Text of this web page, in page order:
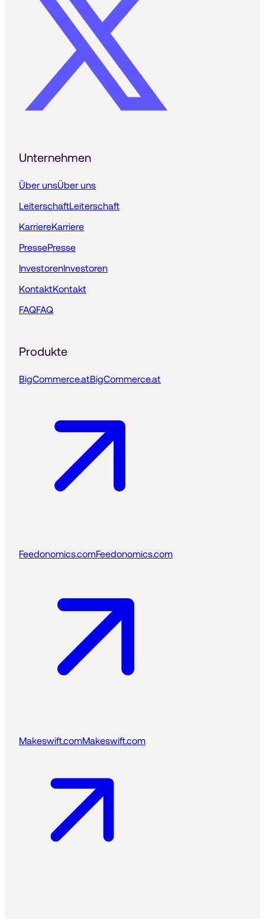
Unternehmen
Über unsÜber uns
LeiterschaftLeiterschaft
KarriereKarriere
PressePresse
InvestorenInvestoren
KontaktKontakt
FAQFAQ
Produkte
BigCommerce.atBigCommerce.at
Feedonomics.comFeedonomics.com
Makeswift.comMakeswift.com